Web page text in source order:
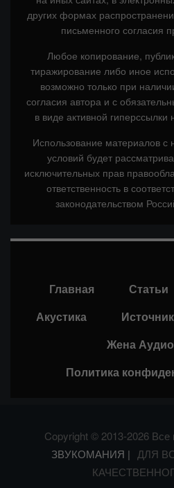
других формах
письменного согласия
Любое копирование,
тиражирование либо иное
возможно только при
согласия автора и с
в виде активной гиперссылки
Использование материалов
условий будет
исключительных прав
ответственность в
законодательством
Главная Статьи
Акустика
Жена
Политика
Copyright © 2013-2026
ЗВУКОМАНИЯ | ДЛЯ